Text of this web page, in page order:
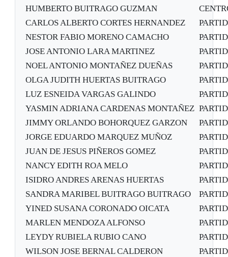
HUMBERTO BUITRAGO GUZMAN
CARLOS ALBERTO CORTES HERNANDEZ
NESTOR FABIO MORENO CAMACHO
JOSE ANTONIO LARA MARTINEZ
NOEL ANTONIO MONTAÑEZ DUEÑAS
OLGA JUDITH HUERTAS BUITRAGO
LUZ ESNEIDA VARGAS GALINDO
YASMIN ADRIANA CARDENAS MONTAÑEZ
JIMMY ORLANDO BOHORQUEZ GARZON
JORGE EDUARDO MARQUEZ MUÑOZ
JUAN DE JESUS PIÑEROS GOMEZ
NANCY EDITH ROA MELO
ISIDRO ANDRES ARENAS HUERTAS
SANDRA MARIBEL BUITRAGO BUITRAGO
YINED SUSANA CORONADO OICATA
MARLEN MENDOZA ALFONSO
LEYDY RUBIELA RUBIO CANO
WILSON JOSE BERNAL CALDERON